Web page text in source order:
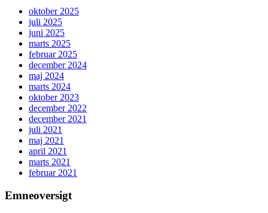
oktober 2025
juli 2025
juni 2025
marts 2025
februar 2025
december 2024
maj 2024
marts 2024
oktober 2023
december 2022
december 2021
juli 2021
maj 2021
april 2021
marts 2021
februar 2021
Emneoversigt